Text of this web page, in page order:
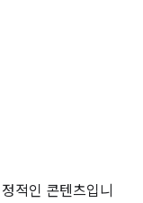
적인 콘텐츠입니